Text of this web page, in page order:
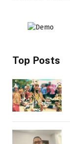
Top Posts